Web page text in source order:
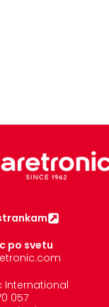
po svetu
International
057